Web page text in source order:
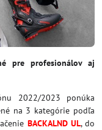
pre profesionálov aj
2022/2023 ponúka
na 3 kategórie podľa
BACKALND UL, do